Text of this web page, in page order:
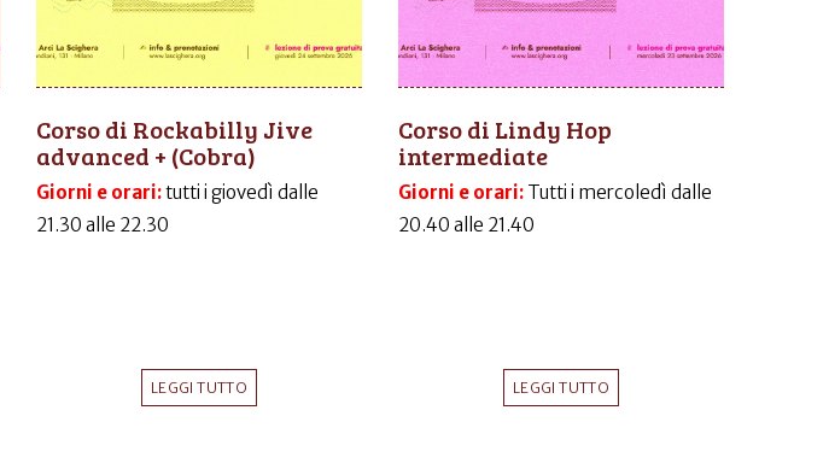
Corso di Rockabilly Jive
advanced + (Cobra)
Giorni e orari:tutti i giovedì dalle
21.30 alle 22.30
LEGGI TUTTO
Corso di Lindy Hop
intermediate
Giorni e orari: Tutti i mercoledì dalle
20.40 alle 21.40
LEGGI TUTTO